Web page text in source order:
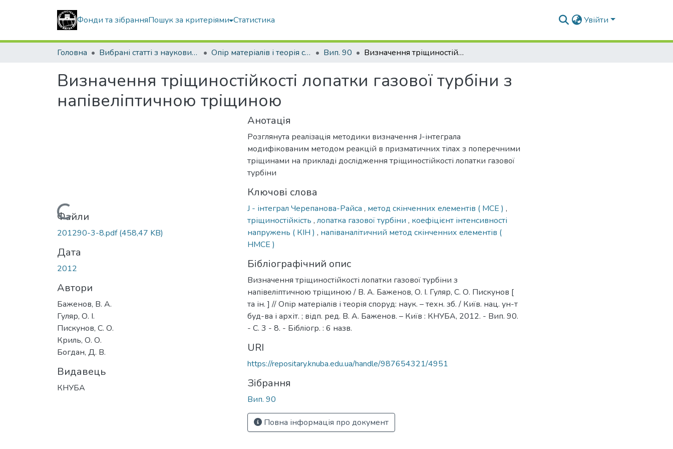
Фонди та зібранняПошук за критеріями Статистика Увійти
Головна Вибрані статті з наукових збірників КНУБА Опір матеріалів і теорія споруд Вип. 90 Визначення тріщиностійкості лопатки газової турбіни з напівеліптичною тріщиною
Визначення тріщиностійкості лопатки газової турбіни з
напівеліптичною тріщиною
Вантажиться...
Файли
201290-3-8.pdf(458,47 KB)
Дата
2012
Автори
Баженов, В. А.
Гуляр, О. І.
Пискунов, С. О.
Криль, О. О.
Богдан, Д. В.
Видавець
КНУБА
Анотація
Розглянута реалізація методики визначення J-інтеграла
модифікованим методом реакцій в призматичних тілах з поперечними
тріщинами на прикладі дослідження тріщиностійкості лопатки газової
турбіни
Ключові слова
J - інтеграл Черепанова-Райса , метод скінченних елементів ( МСЕ ) ,
тріщиностійкість , лопатка газової турбіни , коефіцієнт інтенсивності
напружень ( КІН ) , напіваналітичний метод скінченних елементів (
НМСЕ )
Бібліографічний опис
Визначення тріщиностійкості лопатки газової турбіни з
напівеліптичною тріщиною / В. А. Баженов, О. І. Гуляр, С. О. Пискунов [
та ін. ] // Опір матеріалів і теорія споруд: наук. – техн. зб. / Київ. нац. ун-т
буд-ва і архіт. ; відп. ред. В. А. Баженов. – Київ : КНУБА, 2012. - Вип. 90.
- С. 3 - 8. - Бібліогр. : 6 назв.
URI
https://repositary.knuba.edu.ua/handle/987654321/4951
Зібрання
Вип. 90
Повна інформація про документ